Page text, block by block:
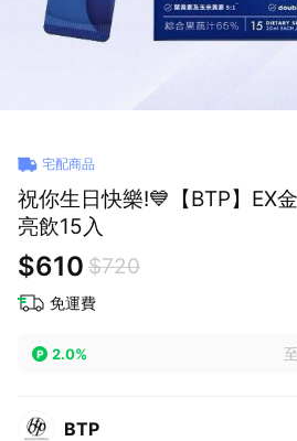
宅配商品
祝你生日快樂!💙【BTP】EX
亮飲15入
$610 $720
免運費
2.0%
BTP